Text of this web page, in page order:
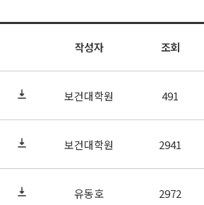
작성자 조회
보건대학원 491
보건대학원 2941
유동호 2972